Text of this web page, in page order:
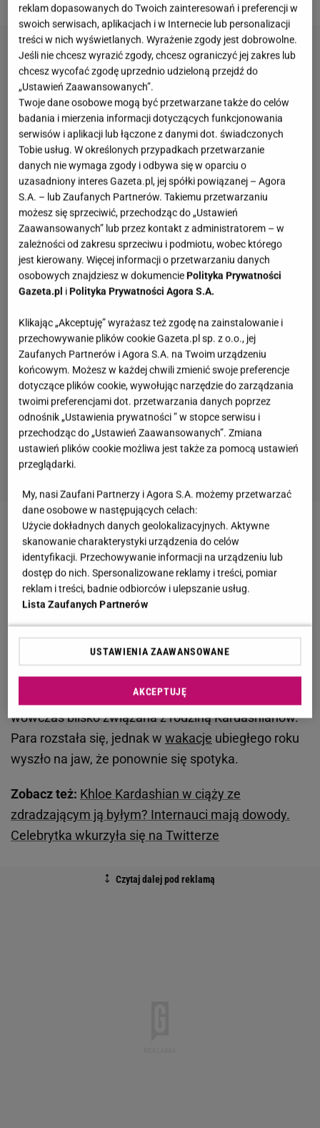
Tristan Thompson znowu zdradził Khloe
Kardashian?
Khloe Kardashian i Tristan Thompson zaczęli
spotykać się we wrześniu 2016 roku
później na świat przyszło ichdziecko. W
międzyczasie mówiło się już o tym, że koszykarz
zdradza dziewczynę. Okazuje się, że mężczyzna za
jej plecami spotykał się z Jordyn Woods, która była
wówczas blisko związana z rodziną Kardashianów.
Para rozstała się, jednak w wakacje ubiegłego roku
wyszło na jaw, że ponownie się spotyka.
Zobacz też: Khloe Kardashian w ciąży ze
zdradzającym ją byłym? Internauci mają dowody.
Celebrytka wkurzyła się na Twitterze
reklam dopasowanych do Twoich zainteresowań i preferencji w
swoich serwisach, aplikacjach i w Internecie lub personalizacji
treści w nich wyświetlanych. Wyrażenie zgody jest dobrowolne.
Jeśli nie chcesz wyrazić zgody, chcesz ograniczyć jej zakres lub
chcesz wycofać zgodę uprzednio udzieloną przejdź do
„Ustawień Zaawansowanych”.
Twoje dane osobowe mogą być przetwarzane także do celów
badania i mierzenia informacji dotyczących funkcjonowania
serwisów i aplikacji lub łączone z danymi dot. świadczonych
Tobie usług. W określonych przypadkach przetwarzanie
danych nie wymaga zgody i odbywa się w oparciu o
uzasadniony interes Gazeta.pl, jej spółki powiązanej – Agora
S.A. – lub Zaufanych Partnerów. Takiemu przetwarzaniu
możesz się sprzeciwić, przechodząc do „Ustawień
Zaawansowanych” lub przez kontakt z administratorem – w
zależności od zakresu sprzeciwu i podmiotu, wobec którego
jest kierowany. Więcej informacji o przetwarzaniu danych
osobowych znajdziesz w dokumencie Polityka Prywatności
Gazeta.pl i Polityka Prywatności Agora S.A.
Klikając „Akceptuję” wyrażasz też zgodę na zainstalowanie i
przechowywanie plików cookie Gazeta.pl sp. z o.o., jej
Zaufanych Partnerów i Agora S.A. na Twoim urządzeniu
końcowym. Możesz w każdej chwili zmienić swoje preferencje
dotyczące plików cookie, wywołując narzędzie do zarządzania
twoimi preferencjami dot. przetwarzania danych poprzez
odnośnik „Ustawienia prywatności ” w stopce serwisu i
przechodząc do „Ustawień Zaawansowanych”. Zmiana
ustawień plików cookie możliwa jest także za pomocą ustawień
przeglądarki.
My, nasi Zaufani Partnerzy i Agora S.A. możemy przetwarzać
dane osobowe w następujących celach:
Użycie dokładnych danych geolokalizacyjnych. Aktywne
skanowanie charakterystyki urządzenia do celów
identyfikacji. Przechowywanie informacji na urządzeniu lub
dostęp do nich. Spersonalizowane reklamy i treści, pomiar
reklam i treści, badnie odbiorców i ulepszanie usług.
Lista Zaufanych Partnerów
USTAWIENIA ZAAWANSOWANE
AKCEPTUJĘ